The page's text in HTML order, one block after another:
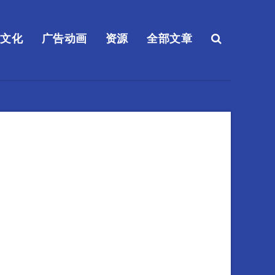
化 广告动画 资源 全部文章